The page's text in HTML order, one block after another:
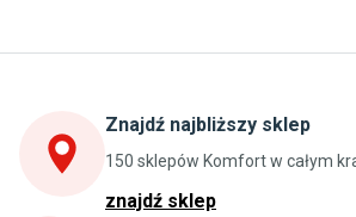
Stoły do kuchni
Szafki kuchenne wiszące (górne)
Szafki pod zlewozmywak
Blaty kuchenne laminowane
Znajdź najbliższy sklep
150 sklepów Komfort w całym
znajdź sklep